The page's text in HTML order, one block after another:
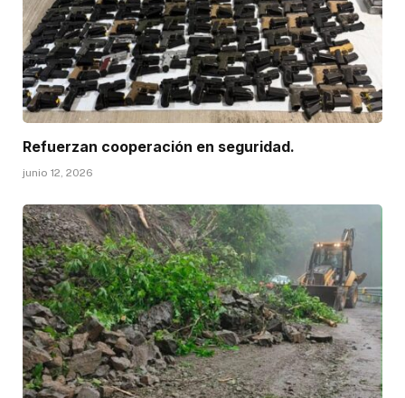
Refuerzan cooperación en seguridad.
junio 12, 2026